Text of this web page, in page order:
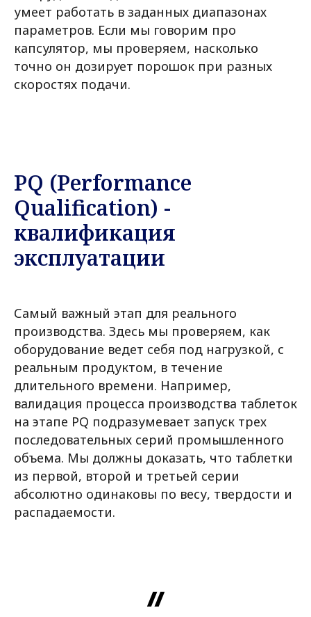
умеет работать в заданных диапазонах
параметров. Если мы говорим про
капсулятор, мы проверяем, насколько
точно он дозирует порошок при разных
скоростях подачи.
PQ (Performance
Qualification) -
квалификация
эксплуатации
Самый важный этап для реального
производства. Здесь мы проверяем, как
оборудование ведет себя под нагрузкой, с
реальным продуктом, в течение
длительного времени. Например,
валидация процесса производства таблеток
на этапе PQ подразумевает запуск трех
последовательных серий промышленного
объема. Мы должны доказать, что таблетки
из первой, второй и третьей серии
абсолютно одинаковы по весу, твердости и
распадаемости.